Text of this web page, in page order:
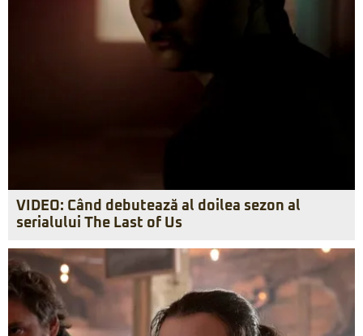
VIDEO: Când debutează al doilea sezon al
serialului The Last of Us